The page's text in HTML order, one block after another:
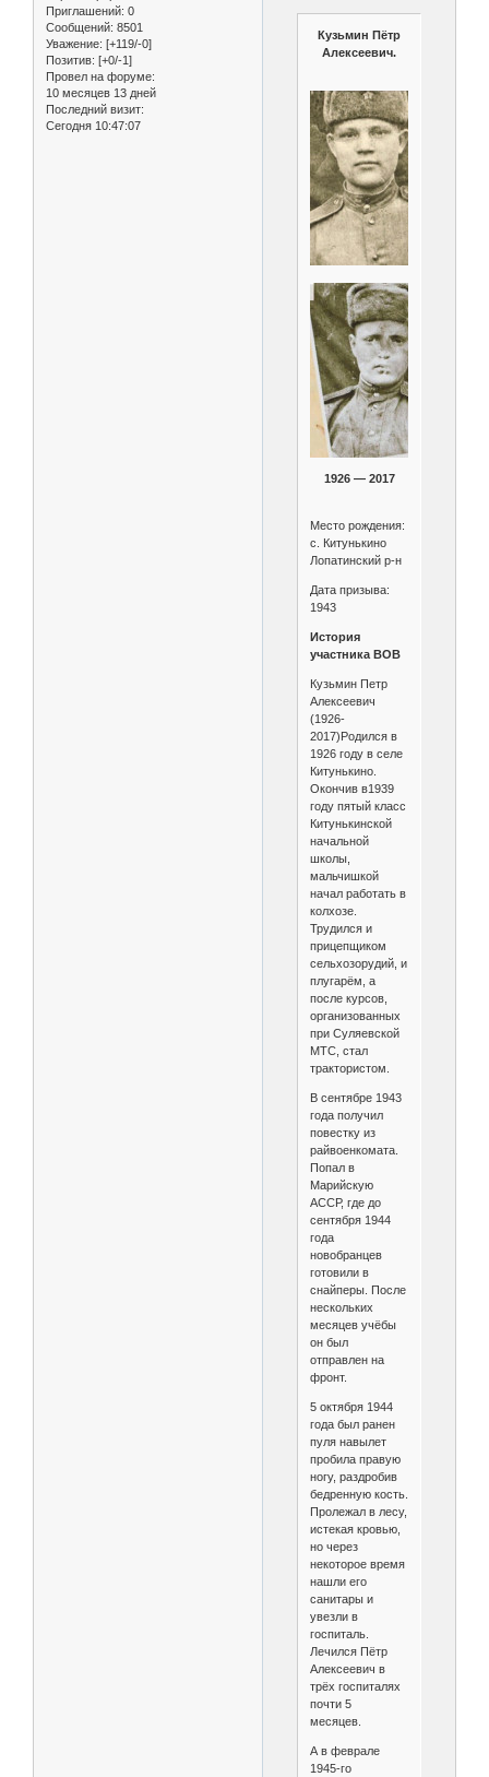
Приглашений: 0
Сообщений: 8501
Уважение: [+119/-0]
Позитив: [+0/-1]
Провел на форуме:
10 месяцев 13 дней
Последний визит:
Сегодня 10:47:07
Кузьмин Пётр
Алексеевич.
1926 — 2017
Место рождения:
с. Китунькино
Лопатинский р-н
Дата призыва:
1943
История
участника ВОВ
Кузьмин Петр
Алексеевич
(1926-
2017)Родился в
1926 году в селе
Китунькино.
Окончив в1939
году пятый класс
Китунькинской
начальной
школы,
мальчишкой
начал работать в
колхозе.
Трудился и
прицепщиком
сельхозорудий, и
плугарём, а
после курсов,
организованных
при Суляевской
МТС, стал
трактористом.
В сентябре 1943
года получил
повестку из
райвоенкомата.
Попал в
Марийскую
АССР, где до
сентября 1944
года
новобранцев
готовили в
снайперы. После
нескольких
месяцев учёбы
он был
отправлен на
фронт.
5 октября 1944
года был ранен
пуля навылет
пробила правую
ногу, раздробив
бедренную кость.
Пролежал в лесу,
истекая кровью,
но через
некоторое время
нашли его
санитары и
увезли в
госпиталь.
Лечился Пётр
Алексеевич в
трёх госпиталях
почти 5
месяцев.
А в феврале
1945-го